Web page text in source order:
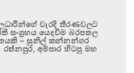
වැරදි තීරණවලට
සංග්‍රහය යෙදවීම බරපතල
– සුනිල් කන්නන්ගර
අම්පාර හිටපු මහ